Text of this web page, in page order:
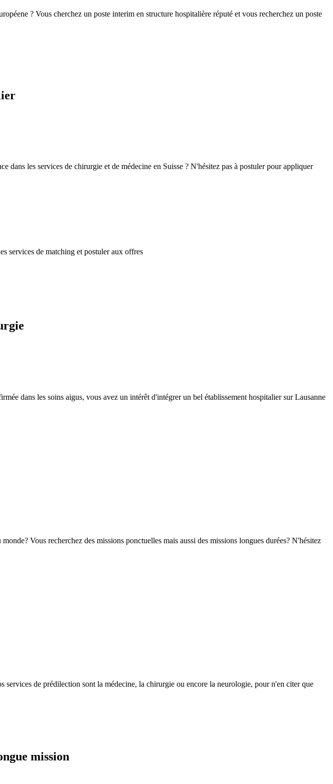
? Vous cherchez un poste interim en structure hospitalière réputé et vous recherchez un poste
dans les services de chirurgie et de médecine en Suisse ? N'hésitez pas à postuler pour appliquer
services de matching et postuler aux offres
dans les soins aigus, vous avez un intérêt d'intégrer un bel établissement hospitalier sur Lausanne
Vous recherchez des missions ponctuelles mais aussi des missions longues durées? N'hésitez
de prédilection sont la médecine, la chirurgie ou encore la neurologie, pour n'en citer que
mission